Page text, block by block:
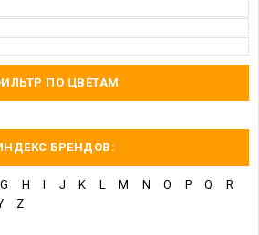
ПО ЦВЕТАМ
БРЕНДОВ:
G H I J K L M N O P Q
R
Z